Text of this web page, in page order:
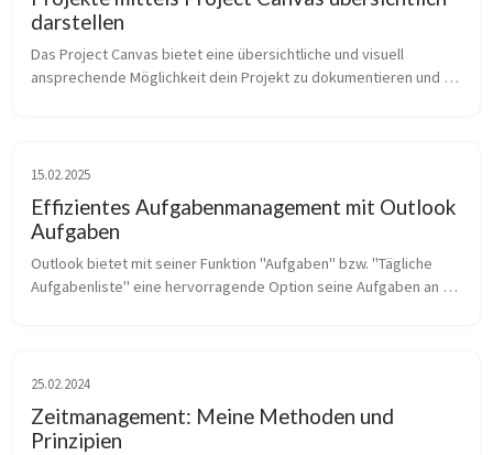
darstellen
Das Project Canvas bietet eine übersichtliche und visuell
ansprechende Möglichkeit dein Projekt zu dokumentieren und
15.02.2025
Effizientes Aufgabenmanagement mit Outlook
Aufgaben
Outlook bietet mit seiner Funktion "Aufgaben" bzw. "Tägliche
Aufgabenliste" eine hervorragende Option seine Aufgaben an
25.02.2024
Zeitmanagement: Meine Methoden und
Prinzipien